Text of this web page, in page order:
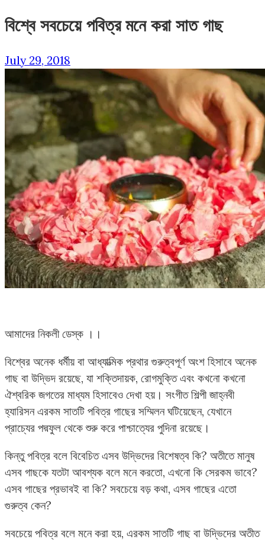
বিশ্বে সবচেয়ে পবিত্র মনে করা সাত গাছ
July 29, 2018
আমাদের নিকলী ডেস্ক ।।
বিশ্বের অনেক ধর্মীয় বা আধ্যাত্মিক প্রথার গুরুত্বপূর্ণ অংশ হিসাবে অনেক
গাছ বা উদ্ভিদ রয়েছে, যা শক্তিদায়ক, রোগমুক্তি এবং কখনো কখনো
ঐশ্বরিক জগতের মাধ্যম হিসাবেও দেখা হয়। সংগীত শিল্পী জাহ্নবী
হ্যারিসন এরকম সাতটি পবিত্র গাছের সম্মিলন ঘটিয়েছেন, যেখানে
প্রাচ্যের পদ্মফুল থেকে শুরু করে পাশ্চাত্যের পুদিনা রয়েছে।
কিন্তু পবিত্র বলে বিবেচিত এসব উদ্ভিদের বিশেষত্ব কি? অতীতে মানুষ
এসব গাছকে যতটা আবশ্যক বলে মনে করতো, এখনো কি সেরকম ভাবে?
এসব গাছের প্রভাবই বা কি? সবচেয়ে বড় কথা, এসব গাছের এতো
গুরুত্ব কেন?
সবচেয়ে পবিত্র বলে মনে করা হয়, এরকম সাতটি গাছ বা উদ্ভিদের অতীত